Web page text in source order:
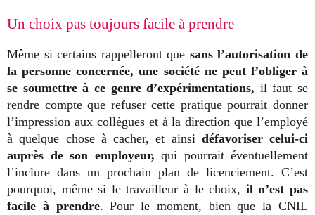
Un choix pas toujours facile à prendre
Même si certains rappelleront que sans l’autorisation de
la personne concernée, une société ne peut l’obliger à
se soumettre à ce genre d’expérimentations, il faut se
rendre compte que refuser cette pratique pourrait donner
l’impression aux collègues et à la direction que l’employé
à quelque chose à cacher, et ainsi défavoriser celui-ci
auprès de son employeur, qui pourrait éventuellement
l’inclure dans un prochain plan de licenciement. C’est
pourquoi, même si le travailleur à le choix, il n’est pas
facile à prendre. Pour le moment, bien que la CNIL